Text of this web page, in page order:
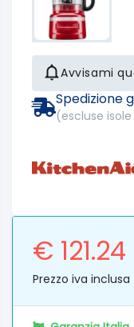
Avvisami
Spedizione
(escluse
€ 121.24
Prezzo iva inclusa